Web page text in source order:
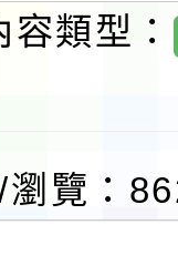
學年度
播委員
演習－
識線上
類型：
瀏覽：